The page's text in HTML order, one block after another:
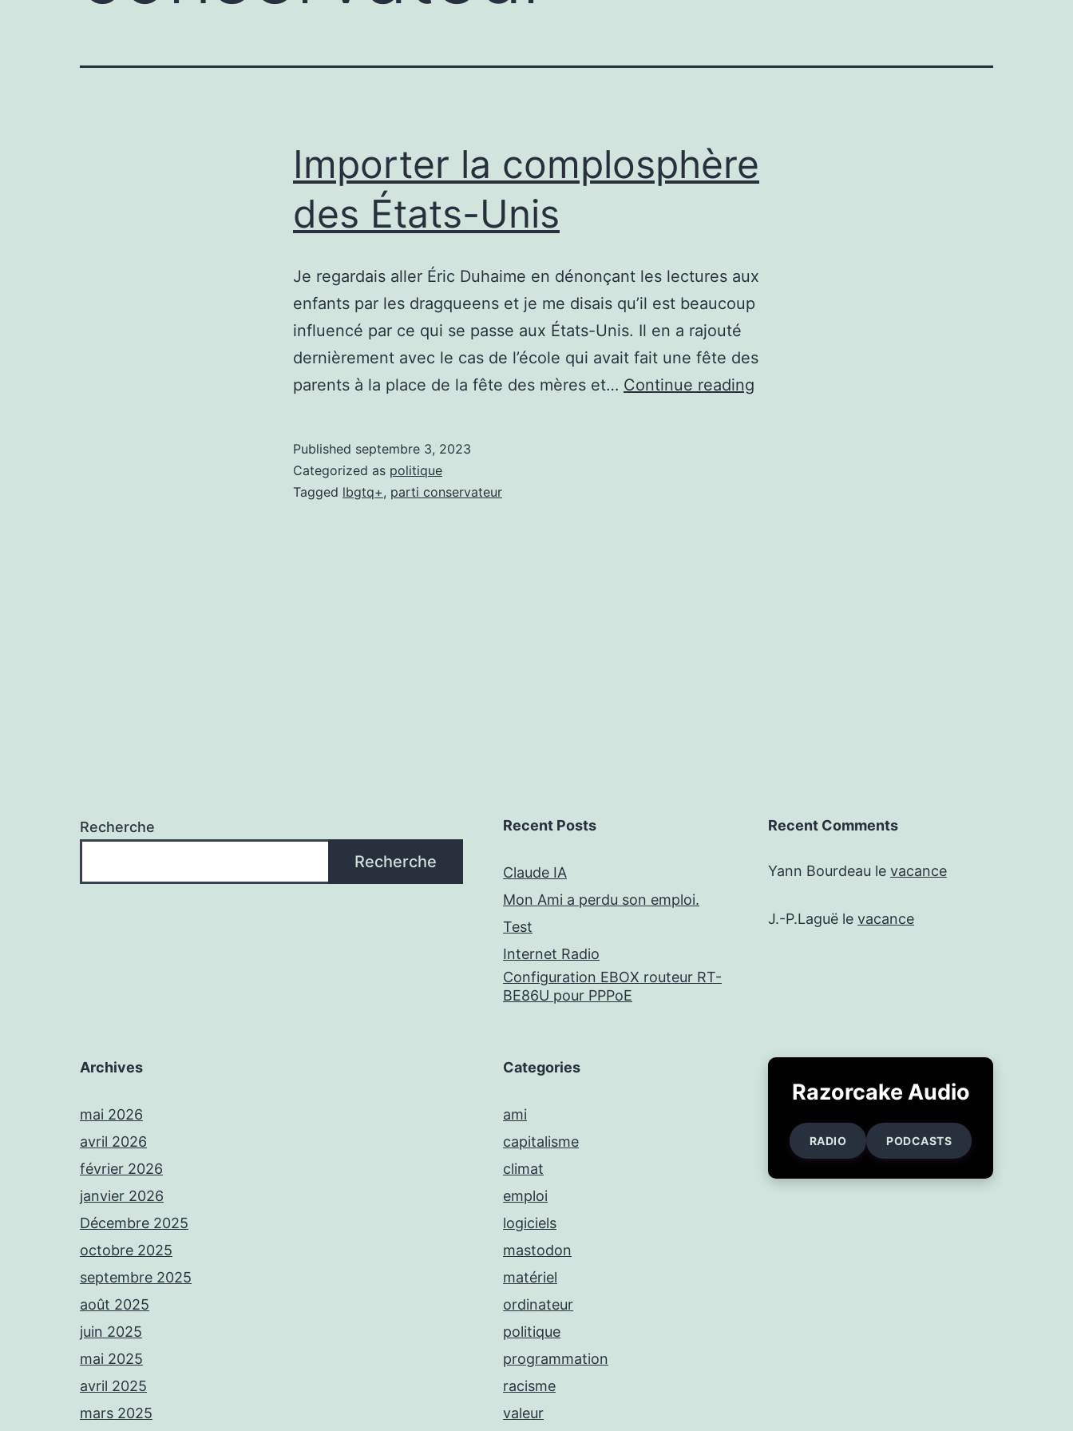
Importer la complosphère
des États-Unis
Je regardais aller Éric Duhaime en dénonçant les lectures aux
enfants par les dragqueens et je me disais qu’il est beaucoup
influencé par ce qui se passe aux États-Unis. Il en a rajouté
dernièrement avec le cas de l’école qui avait fait une fête des
parents à la place de la fête des mères et… Continue reading
Published septembre 3, 2023
Categorized as politique
Tagged lbgtq+, parti conservateur
Recherche
Recherche
Recent Posts
Claude IA
Mon Ami a perdu son emploi.
Test
Internet Radio
Configuration EBOX routeur RT-
BE86U pour PPPoE
Recent Comments
Yann Bourdeau le vacance
J.-P.Laguë le vacance
Archives
mai 2026
avril 2026
février 2026
janvier 2026
Décembre 2025
octobre 2025
septembre 2025
août 2025
juin 2025
mai 2025
avril 2025
mars 2025
Categories
ami
capitalisme
climat
emploi
logiciels
mastodon
matériel
ordinateur
politique
programmation
racisme
valeur
Razorcake Audio
RADIO PODCASTS